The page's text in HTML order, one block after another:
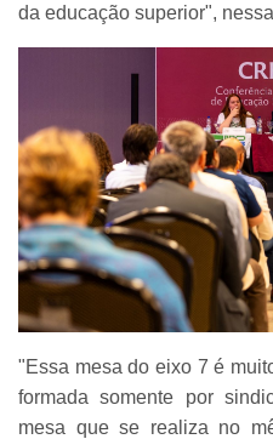
da educação superior",
"Essa mesa do eixo 7 é
formada somente por
mesa que se realiza no